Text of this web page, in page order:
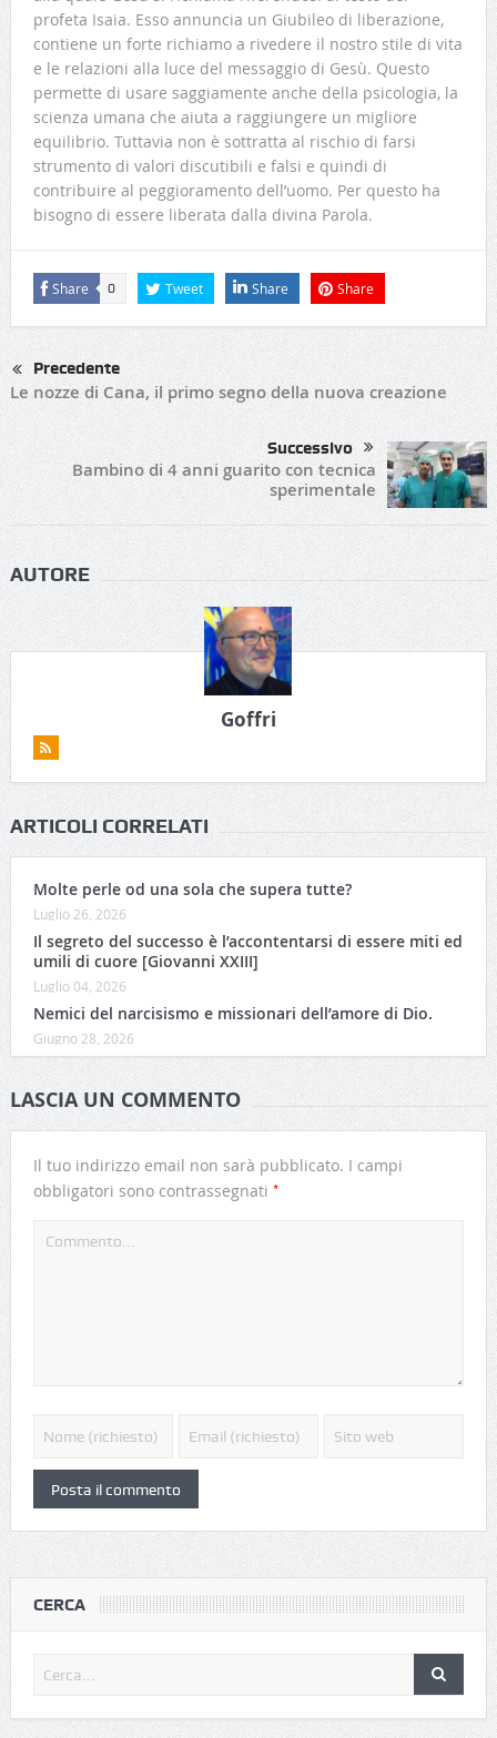
profeta Isaia. Esso annuncia un Giubileo di liberazione,
contiene un forte richiamo a rivedere il nostro stile di vita
e le relazioni alla luce del messaggio di Gesù. Questo
permette di usare saggiamente anche della psicologia, la
scienza umana che aiuta a raggiungere un migliore
equilibrio. Tuttavia non è sottratta al rischio di farsi
strumento di valori discutibili e falsi e quindi di
contribuire al peggioramento dell’uomo. Per questo ha
bisogno di essere liberata dalla divina Parola.
Share 0 Tweet Share Share
Precedente
Le nozze di Cana, il primo segno della nuova creazione
Successivo
Bambino di 4 anni guarito con tecnica
sperimentale
AUTORE
Goffri
ARTICOLI CORRELATI
Molte perle od una sola che supera tutte?
Luglio 26, 2026
Il segreto del successo è l’accontentarsi di essere miti ed
umili di cuore [Giovanni XXIII]
Luglio 04, 2026
Nemici del narcisismo e missionari dell’amore di Dio.
Giugno 28, 2026
LASCIA UN COMMENTO
Il tuo indirizzo email non sarà pubblicato. I campi
obbligatori sono contrassegnati *
CERCA